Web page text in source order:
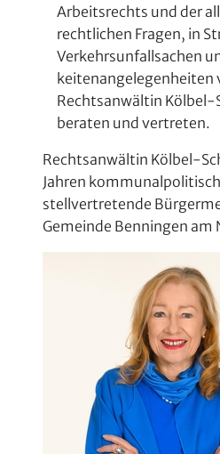
Arbeits­rechts und der
recht­lichen Fragen, in
Verkehrsunfallsachen
keiten­angelegen­heiten
Rechtsanwältin
beraten und vertreten.
Rechtsanwältin Kölbel-
Jahren
stell­vertretende
Gemeinde Benningen am